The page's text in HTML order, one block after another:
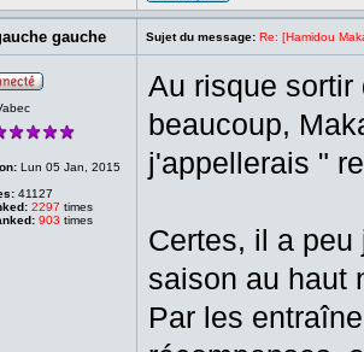
gauche Sujet du message: Re: [Hamidou
Lun 05 Jan, 2015
41127
2297 times
903 times
Au risque sortir
beaucoup,
j'appellerais "
Certes, il a
saison au haut
Par les